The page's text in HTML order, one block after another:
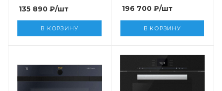
135 890 ₽/шт
В КОРЗИНУ
196 700₽/шт
В КОРЗИНУ